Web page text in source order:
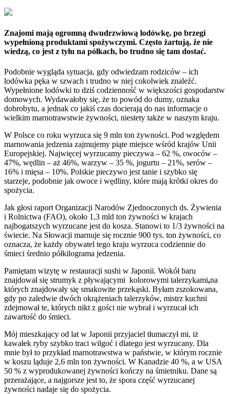
Znajomi mają ogromną dwudrzwiową lodówkę, po brzegi
wypełnioną produktami spożywczymi. Często żartują, że nie
wiedzą, co jest z tyłu na półkach, bo trudno się tam dostać.
Podobnie wygląda sytuacja, gdy odwiedzam rodziców – ich
lodówka pęka w szwach i trudno w niej cokolwiek znaleźć.
Wypełnione lodówki to dziś codzienność w większości gospodarstw
domowych. Wydawałoby się, że to powód do dumy, oznaka
dobrobytu, a jednak co jakiś czas docierają do nas informacje o
wielkim marnotrawstwie żywności, niestety także w naszym kraju.
W Polsce co roku wyrzuca się 9 mln ton żywności. Pod względem
marnowania jedzenia zajmujemy piąte miejsce wśród krajów Unii
Europejskiej. Najwięcej wyrzucamy pieczywa – 62 %, owoców –
47%, wędlin – aż 46%, warzyw – 35 %, jogurtu – 21%, serów –
16% i mięsa – 10%. Polskie pieczywo jest tanie i szybko się
starzeje, podobnie jak owoce i wędliny, które mają krótki okres do
spożycia.
Jak głosi raport Organizacji Narodów Zjednoczonych ds. Żywienia
i Rolnictwa (FAO), około 1,3 mld ton żywności w krajach
najbogatszych wyrzucane jest do kosza. Stanowi to 1/3 żywności na
świecie. Na Słowacji marnuje się rocznie 900 tys. ton żywności, co
oznacza, że każdy obywatel tego kraju wyrzuca codziennie do
śmieci średnio półkilograma jedzenia.
Pamiętam wizytę w restauracji sushi w Japonii. Wokół baru
znajdował się strumyk z pływającymi kolorowymi talerzykami,na
których znajdowały się smakowite przekąski. Byłam zszokowana,
gdy po zaledwie dwóch okrążeniach talerzyków, mistrz kuchni
zdejmował te, których nikt z gości nie wybrał i wyrzucał ich
zawartość do śmieci.
Mój mieszkający od lat w Japonii przyjaciel tłumaczył mi, iż
kawałek ryby szybko traci wilgoć i dlatego jest wyrzucany. Dla
mnie był to przykład marnotrawstwa w państwie, w którym rocznie
w koszu ląduje 2,6 mln ton żywności. W Kanadzie 40 %, a w USA
50 % z wyprodukowanej żywności kończy na śmietniku. Dane są
przerażające, a najgorsze jest to, że spora część wyrzucanej
żywności nadaje się do spożycia.